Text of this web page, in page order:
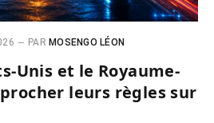
PAR MOSENGO LÉON
Unis et le Royaume-
leurs règles sur